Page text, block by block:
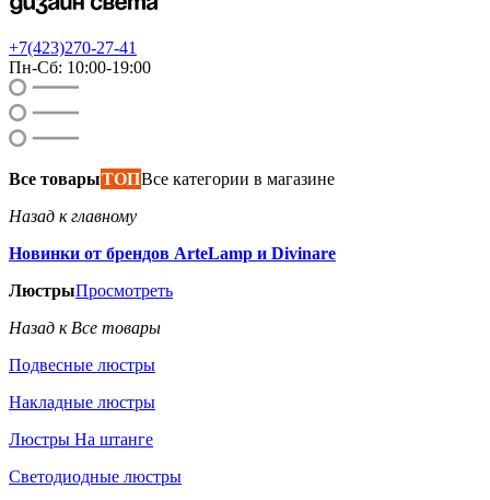
+7(423)270-27-41
Пн-Сб: 10:00-19:00
Все товарыТОПВсе категории в магазине
Назад к главному
Новинки от брендов ArteLamp и Divinare
ЛюстрыПросмотреть
Назад к Все товары
Подвесные люстры
Накладные люстры
Люстры На штанге
Светодиодные люстры